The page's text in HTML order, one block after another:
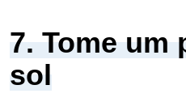
7. Tome um
sol